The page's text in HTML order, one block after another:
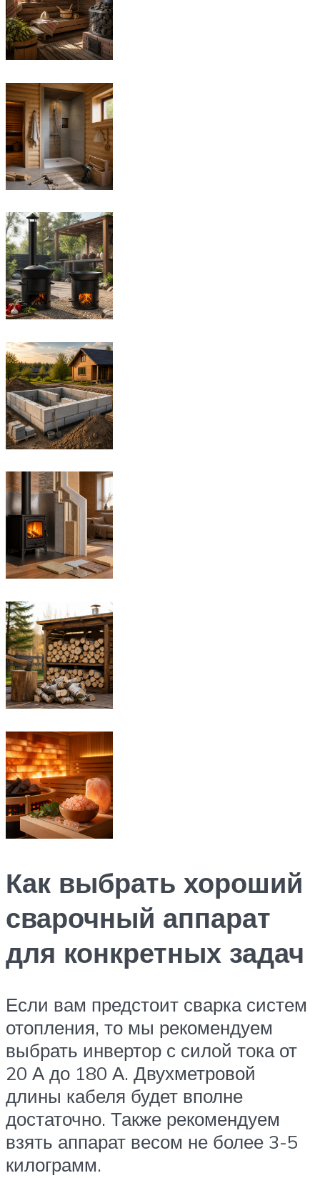
Как выбрать хороший
сварочный аппарат
для конкретных задач
Если вам предстоит сварка систем
отопления, то мы рекомендуем
выбрать инвертор с силой тока от
20 А до 180 А. Двухметровой
длины кабеля будет вполне
достаточно. Также рекомендуем
взять аппарат весом не более 3-5
килограмм.